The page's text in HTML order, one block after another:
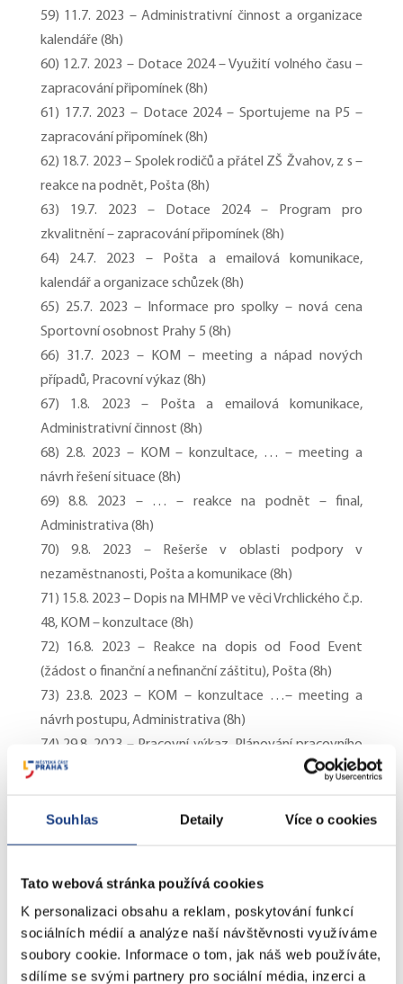
Souhlas Detaily Více o cookies
Tato webová stránka používá cookies
K personalizaci obsahu a reklam, poskytování funkcí
sociálních médií a analýze naší návštěvnosti využíváme
soubory cookie. Informace o tom, jak náš web používáte,
sdílíme se svými partnery pro sociální média, inzerci a
59) 11.7. 2023 – Administrativní činnost a organizace
kalendáře (8h)
60) 12.7. 2023 – Dotace 2024 – Využití volného času –
zapracování připomínek (8h)
61) 17.7. 2023 – Dotace 2024 – Sportujeme na P5 –
zapracování připomínek (8h)
62) 18.7. 2023 – Spolek rodičů a přátel ZŠ Žvahov, z s –
reakce na podnět, Pošta (8h)
63) 19.7. 2023 – Dotace 2024 – Program pro
zkvalitnění – zapracování připomínek (8h)
64) 24.7. 2023 – Pošta a emailová komunikace,
kalendář a organizace schůzek (8h)
65) 25.7. 2023 – Informace pro spolky – nová cena
Sportovní osobnost Prahy 5 (8h)
66) 31.7. 2023 – KOM – meeting a nápad nových
případů, Pracovní výkaz (8h)
67) 1.8. 2023 – Pošta a emailová komunikace,
Administrativní činnost (8h)
68) 2.8. 2023 – KOM – konzultace, … – meeting a
návrh řešení situace (8h)
69) 8.8. 2023 – … – reakce na podnět – final,
Administrativa (8h)
70) 9.8. 2023 – Rešerše v oblasti podpory v
nezaměstnanosti, Pošta a komunikace (8h)
71) 15.8. 2023 – Dopis na MHMP ve věci Vrchlického č.p.
48, KOM – konzultace (8h)
72) 16.8. 2023 – Reakce na dopis od Food Event
(žádost o finanční a nefinanční záštitu), Pošta (8h)
73) 23.8. 2023 – KOM – konzultace …– meeting a
návrh postupu, Administrativa (8h)
74) 29.8. 2023 – Pracovní výkaz, Plánování pracovního
kalendáře, Pošta a administrativa (8h)
Administrativní činnost (8h)
76) 6.9. 2023 – MV – Konzultace (trhy), MSS – reakce na
77) 7.9. 2023 – MSS – Rešerše – podmínky nájmu
zasedací místnosti a zrušení nájmu (8h)
78) 13.9. 2023 – MSS a MV – draft odpovědi pro Spolek
pro lepší Smíchov (Šem. Břeh) (8h)